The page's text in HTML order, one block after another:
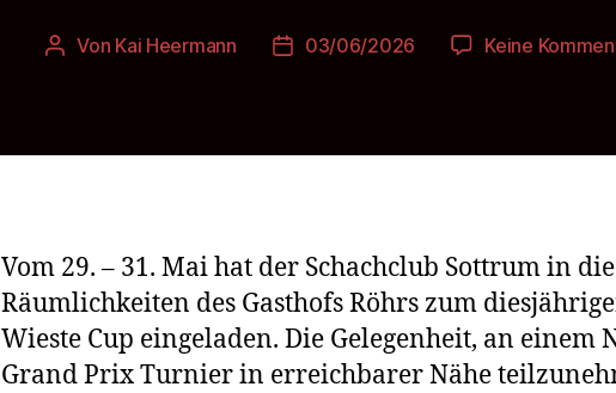
Beitragsautor
Von Kai Heermann Beitragsdatum
03/06/2026 Keine
Vom 29. – 31. Mai hat der Schachclub Sottrum in die
Räumlichkeiten des Gasthofs Röhrs zum
Wieste Cup eingeladen. Die Gelegenheit, an einem
Grand Prix Turnier in erreichbarer Nähe